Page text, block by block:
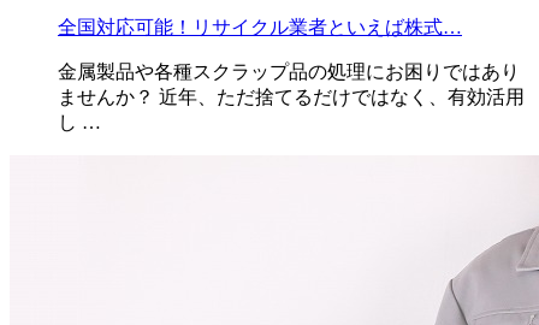
全国対応可能！リサイクル業者といえば株式…
金属製品や各種スクラップ品の処理にお困りではあり
ませんか？ 近年、ただ捨てるだけではなく、有効活用
し …